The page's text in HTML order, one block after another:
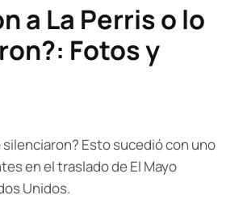
a La Perris o lo
Fotos y
silenciaron? Esto sucedió con uno
en el traslado de El Mayo
Unidos.